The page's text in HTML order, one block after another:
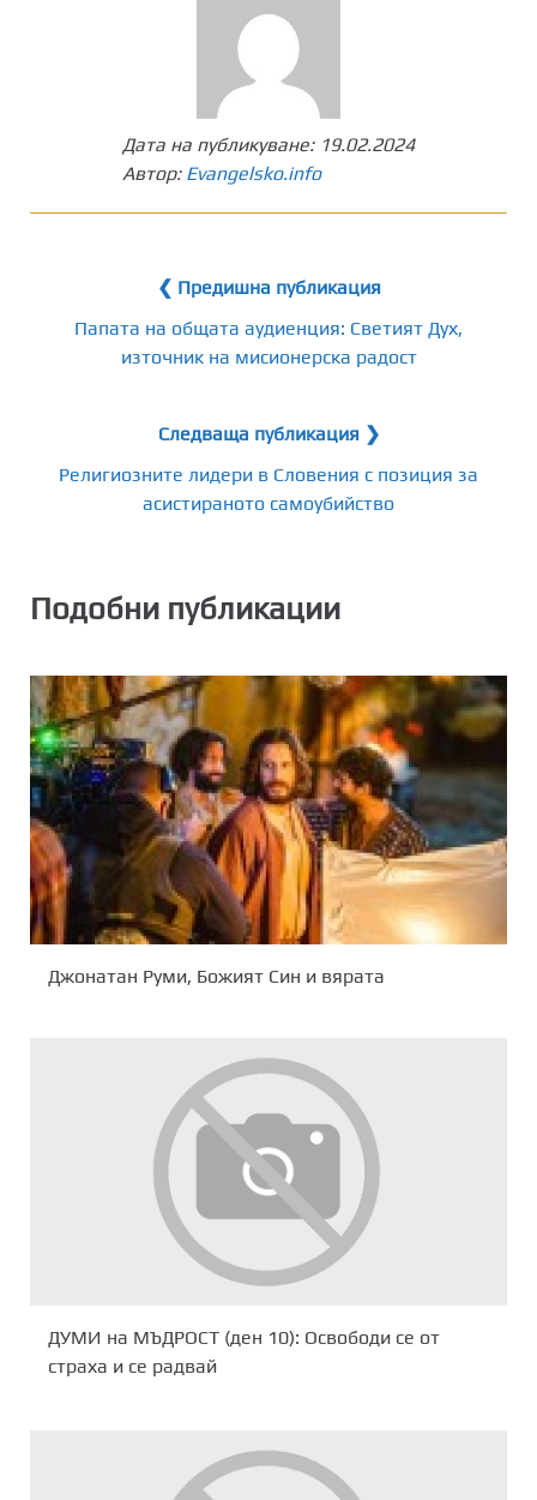
Дата на публикуване: 19.02.2024
Автор: Evangelsko.info
❮ Предишна публикация
Папата на общата аудиенция: Светият Дух,
източник на мисионерска радост
Следваща публикация ❯
Религиозните лидери в Словения с позиция за
асистираното самоубийство
Подобни публикации
Джонатан Руми, Божият Син и вярата
ДУМИ на МЪДРОСТ (ден 10): Освободи се от
страха и се радвай